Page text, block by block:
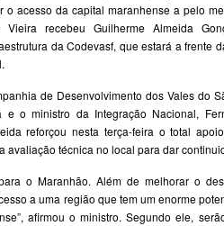
o acesso da capital maranhense a pelo
recebeu Guilherme Almeida
da Codevasf, que estará a frente
de Desenvolvimento dos Vales do
e o ministro da Integração Nacional,
reforçou nesta terça-feira o total
avaliação técnica no local para dar
o Maranhão. Além de melhorar o
a uma região que tem um enorme
afirmou o ministro. Segundo ele,